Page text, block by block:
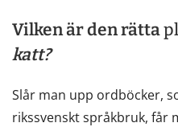
Vilken är den rätta
katt?
Slår man upp ordböcker,
rikssvenskt språkbruk, får